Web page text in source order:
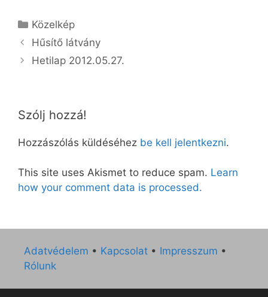
Kategória
Közelkép
Hűsítő látvány
Hetilap 2012.05.27.
Szólj hozzá!
Hozzászólás küldéséhez be kell jelentkezni.
This site uses Akismet to reduce spam. Learn
how your comment data is processed.
Adatvédelem • Kapcsolat • Impresszum •
Rólunk